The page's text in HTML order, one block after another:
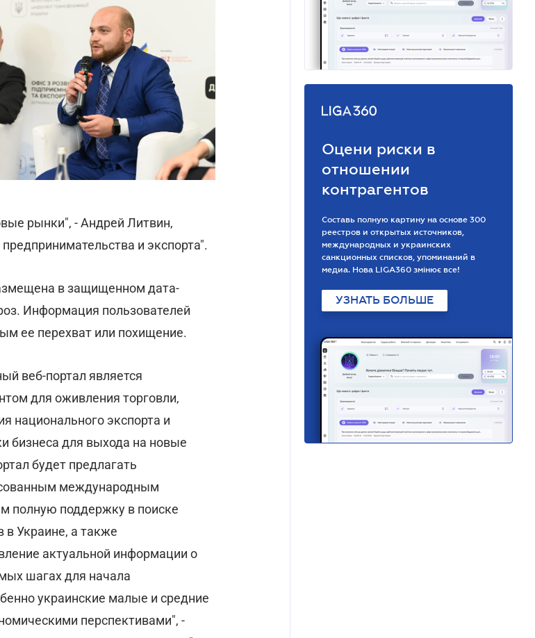
рынки", - Андрей Литвин,
и экспорта".
в защищенном дата-
Информация пользователей
ее перехват или похищение.
веб-портал является
для оживления торговли,
национального экспорта и
бизнеса для выхода на новые
будет предлагать
международным
полную поддержку в поиске
в Украине, а также
актуальной информации о
шагах для начала
украинские малые и средние
перспективами", -
Оцени риски в
отношении
контрагентов
Составь полную картину на основе 300
реестров и открытых источников,
международных и украинских
санкционных списков, упоминаний в
медиа. Нова LIGA360 змінює все!
УЗНАТЬ БОЛЬШЕ